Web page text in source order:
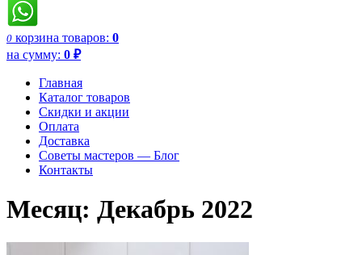
0 корзина товаров: 0
на сумму: 0 ₽
Главная
Каталог товаров
Скидки и акции
Оплата
Доставка
Советы мастеров — Блог
Контакты
Месяц: Декабрь 2022